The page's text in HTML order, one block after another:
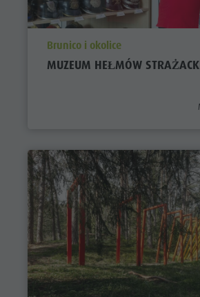
aria.poi_location_prefix
Brunico i okolice
MUZEUM HEŁMÓW